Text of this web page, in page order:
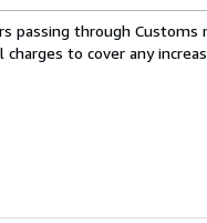
passing through
to cover any